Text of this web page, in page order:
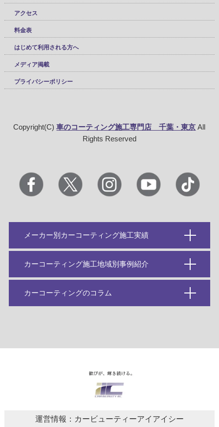
アクセス
料金表
はじめて利用される方へ
メディア掲載
プライバシーポリシー
Copyright(C)車のコーティング施工専門店 千葉・東京 All
Rights Reserved
メーカー別カーコーティング施工実績
カーコーティング施工地域別事例紹介
カーコーティングのコラム
運営情報：カービューティーアイアイシー